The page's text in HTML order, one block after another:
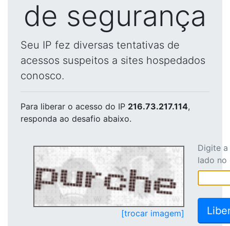
de segurança
Seu IP fez diversas tentativas de
acessos suspeitos a sites hospedados
conosco.
Para liberar o acesso do IP 216.73.217.114,
responda ao desafio abaixo.
[trocar imagem]
Digite
lado no